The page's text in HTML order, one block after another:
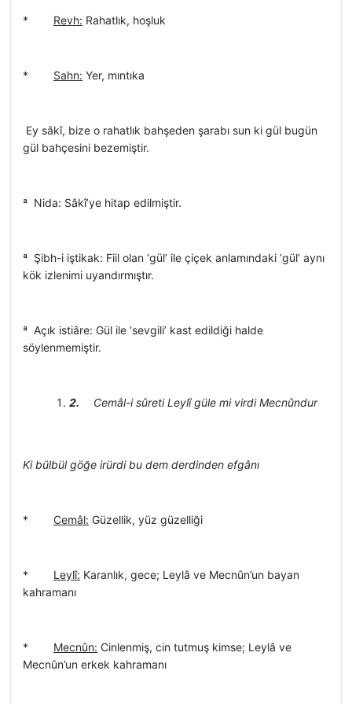
* Revh: Rahatlık, hoşluk
* Sahn: Yer, mıntıka
 Ey sâkî, bize o rahatlık bahşeden şarabı sun ki gül bugün
gül bahçesini bezemiştir.
ª Nida: Sâkî’ye hitap edilmiştir.
ª Şibh-i iştikak: Fiil olan ‘gül’ ile çiçek anlamındaki ‘gül’ aynı
kök izlenimi uyandırmıştır.
ª Açık istiâre: Gül ile ‘sevgili’ kast edildiği halde
söylenmemiştir.
2. Cemâl-i sûreti Leylî güle mi virdi Mecnûndur
Ki bülbül göğe irürdi bu dem derdinden efgânı
* Cemâl: Güzellik, yüz güzelliği
* Leylî: Karanlık, gece; Leylâ ve Mecnûn’un bayan
kahramanı
* Mecnûn: Cinlenmiş, cin tutmuş kimse; Leylâ ve
Mecnûn’un erkek kahramanı